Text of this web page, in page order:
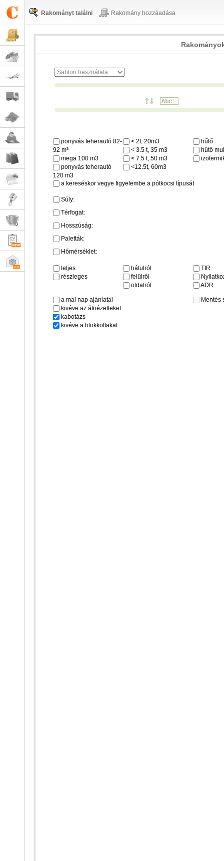
Rakományt találni Rakomány hozzáadása
ponyvás teherautó 82-
92 m³
mega 100 m3
ponyvás teherautó
120 m3
< 2t, 20m3
< 3.5 t, 35 m3
< 7.5 t, 50 m3
<12.5t, 60m3
hűtő
hűtő
a kereséskor vegye figyelembe a pótkocsi típusát
Súly:
Térfogat:
Hosszúság:
Paletták:
Hőmérséklet:
teljes
részleges
hátulról
felülről
oldalról
TIR
ADR
a mai nap ajánlatai
kivéve az átnézetteket
kabotázs
kivéve a blokkoltakat
Mentés